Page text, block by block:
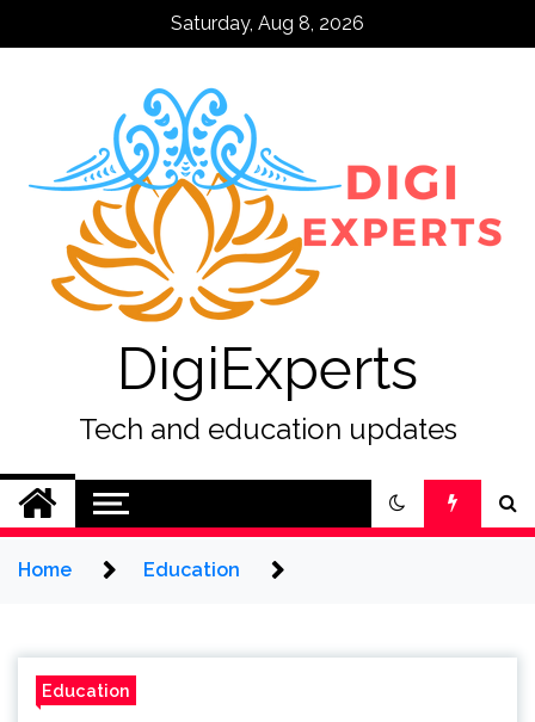
Saturday, Aug 8, 2026
DigiExperts
Tech and education updates
Home Education
Education